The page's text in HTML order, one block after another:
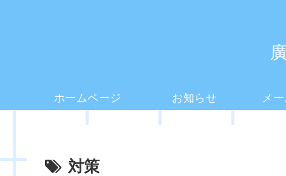
ホームページ お知らせ メ
対策